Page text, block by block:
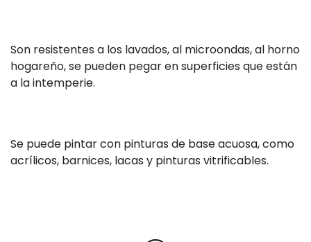
Son resistentes a los lavados, al microondas, al horno
hogareño, se pueden pegar en superficies que están
a la intemperie.
Se puede pintar con pinturas de base acuosa, como
acrílicos, barnices, lacas y pinturas vitrificables.